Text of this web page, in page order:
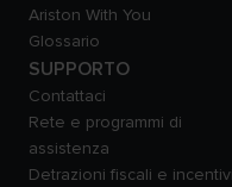
Ariston With You
Glossario
SUPPORTO
Contattaci
Rete e programmi di
assistenza
Detrazioni fiscali e incentivi